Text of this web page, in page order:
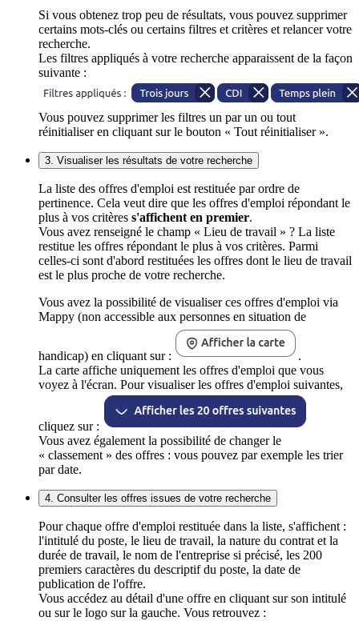
Si vous obtenez trop peu de résultats, vous pouvez supprimer
certains mots-clés ou certains filtres et critères et relancer votre
recherche.
Les filtres appliqués à votre recherche apparaissent de la façon
suivante :
Vous pouvez supprimer les filtres un par un ou tout
réinitialiser en cliquant sur le bouton « Tout réinitialiser ».
3. Visualiser les résultats de votre recherche
La liste des offres d'emploi est restituée par ordre de
pertinence. Cela veut dire que les offres d'emploi répondant le
plus à vos critères s'affichent en premier.
Vous avez renseigné le champ « Lieu de travail » ? La liste
restitue les offres répondant le plus à vos critères. Parmi
celles-ci sont d'abord restituées les offres dont le lieu de travail
est le plus proche de votre recherche.
Vous avez la possibilité de visualiser ces offres d'emploi via
Mappy (non accessible aux personnes en situation de
handicap) en cliquant sur :
.
La carte affiche uniquement les offres d'emploi que vous
voyez à l'écran. Pour visualiser les offres d'emploi suivantes,
cliquez sur :
Vous avez également la possibilité de changer le
« classement » des offres : vous pouvez par exemple les trier
par date.
4. Consulter les offres issues de votre recherche
Pour chaque offre d'emploi restituée dans la liste, s'affichent :
l'intitulé du poste, le lieu de travail, la nature du contrat et la
durée de travail, le nom de l'entreprise si précisé, les 200
premiers caractères du descriptif du poste, la date de
publication de l'offre.
Vous accédez au détail d'une offre en cliquant sur son intitulé
ou sur le logo sur la gauche. Vous retrouvez :